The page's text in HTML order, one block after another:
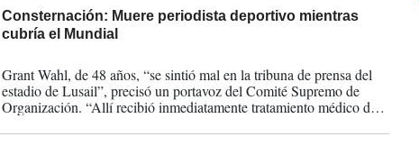
Consternación: Muere periodista deportivo mientras
cubría el Mundial
Grant Wahl, de 48 años, “se sintió mal en la tribuna de prensa del
estadio de Lusail”, precisó un portavoz del Comité Supremo de
Organización. “Allí recibió inmediatamente tratamiento médico de
general Hamad”, en Doha.